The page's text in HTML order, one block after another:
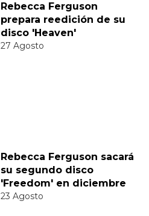
Rebecca Ferguson
prepara reedición de su
disco 'Heaven'
27 Agosto
Rebecca Ferguson sacará
su segundo disco
'Freedom' en diciembre
23 Agosto